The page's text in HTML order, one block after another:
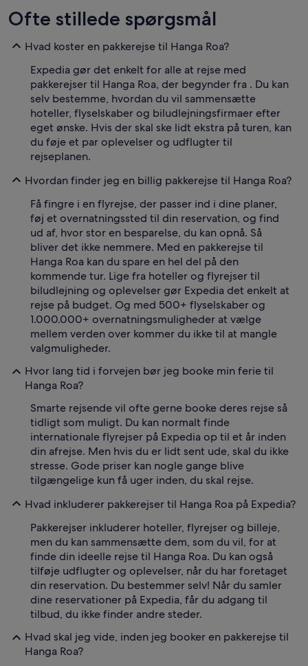
Ofte stillede spørgsmål
Hvad koster en pakkerejse til Hanga Roa?
Expedia gør det enkelt for alle at rejse med
pakkerejser til Hanga Roa, der begynder fra . Du kan
selv bestemme, hvordan du vil sammensætte
hoteller, flyselskaber og biludlejningsfirmaer efter
eget ønske. Hvis der skal ske lidt ekstra på turen, kan
du føje et par oplevelser og udflugter til
rejseplanen.
Hvordan finder jeg en billig pakkerejse til Hanga Roa?
Få fingre i en flyrejse, der passer ind i dine planer,
føj et overnatningssted til din reservation, og find
ud af, hvor stor en besparelse, du kan opnå. Så
bliver det ikke nemmere. Med en pakkerejse til
Hanga Roa kan du spare en hel del på den
kommende tur. Lige fra hoteller og flyrejser til
biludlejning og oplevelser gør Expedia det enkelt at
rejse på budget. Og med 500+ flyselskaber og
1.000.000+ overnatningsmuligheder at vælge
mellem verden over kommer du ikke til at mangle
valgmuligheder.
Hvor lang tid i forvejen bør jeg booke min ferie til
Hanga Roa?
Smarte rejsende vil ofte gerne booke deres rejse så
tidligt som muligt. Du kan normalt finde
internationale flyrejser på Expedia op til et år inden
din afrejse. Men hvis du er lidt sent ude, skal du ikke
stresse. Gode priser kan nogle gange blive
tilgængelige kun få uger inden, du skal rejse.
Hvad inkluderer pakkerejser til Hanga Roa på Expedia?
Pakkerejser inkluderer hoteller, flyrejser og billeje,
men du kan sammensætte dem, som du vil, for at
finde din ideelle rejse til Hanga Roa. Du kan også
tilføje udflugter og oplevelser, når du har foretaget
din reservation. Du bestemmer selv! Når du samler
dine reservationer på Expedia, får du adgang til
tilbud, du ikke finder andre steder.
Hvad skal jeg vide, inden jeg booker en pakkerejse til
Hanga Roa?